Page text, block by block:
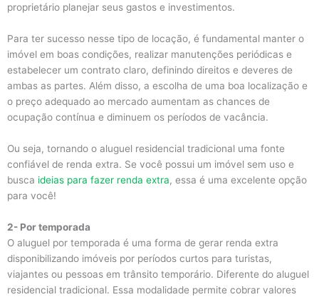
proprietário planejar seus gastos e investimentos.
Para ter sucesso nesse tipo de locação, é fundamental manter o
imóvel em boas condições, realizar manutenções periódicas e
estabelecer um contrato claro, definindo direitos e deveres de
ambas as partes. Além disso, a escolha de uma boa localização e
o preço adequado ao mercado aumentam as chances de
ocupação contínua e diminuem os períodos de vacância.
Ou seja, tornando o aluguel residencial tradicional uma fonte
confiável de renda extra. Se você possui um imóvel sem uso e
busca ideias para fazer renda extra, essa é uma excelente opção
para você!
2- Por temporada
O aluguel por temporada é uma forma de gerar renda extra
disponibilizando imóveis por períodos curtos para turistas,
viajantes ou pessoas em trânsito temporário. Diferente do aluguel
residencial tradicional. Essa modalidade permite cobrar valores